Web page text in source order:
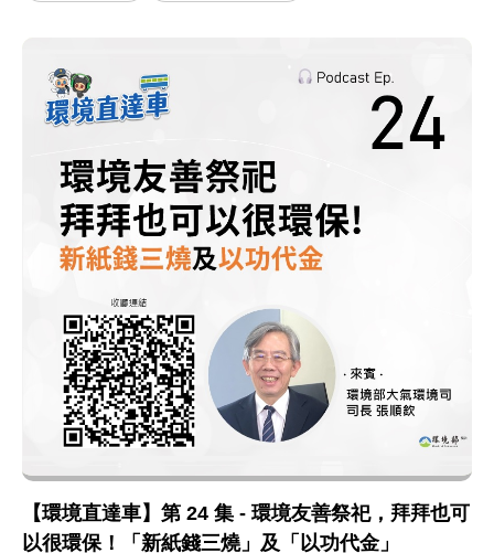
【環境直達車】第 24 集 - 環境友善祭祀，拜拜也可
以很環保！「新紙錢三燒」及「以功代金」